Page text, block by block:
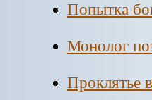
Попытка
Монолог
Проклятье